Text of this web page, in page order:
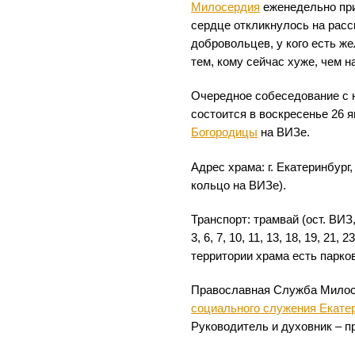
Милосердия еженедельно
сердце откликнулось на
добровольцев, у кого есть
тем, кому сейчас хуже, чем
Очередное собеседование
состоится в воскресенье 26
Богородицы на ВИЗе.
Адрес храма: г.
кольцо на ВИЗе).
Транспорт: трамвай (ост.
3, 6, 7, 10, 11, 13, 18, 19, 21,
территории храма есть
Православная Служба
социального служения
Руководитель и духовник –